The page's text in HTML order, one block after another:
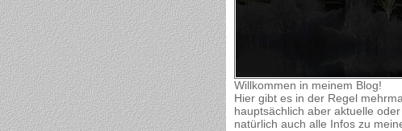
Willkommen in meinem Blog!
Hier gibt es in der Regel
hauptsächlich aber aktuelle
natürlich auch alle Infos zu